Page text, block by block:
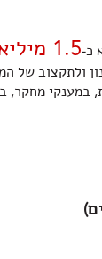
כ-1.5 מיליארד שקל
ולתקצוב של
במענקי מחקר,